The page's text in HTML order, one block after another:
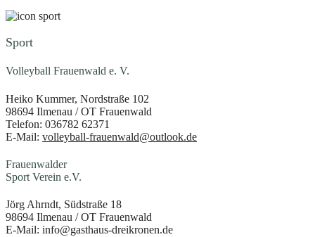
Sport
Volleyball Frauenwald e. V.
Heiko Kummer, Nordstraße 102
98694 Ilmenau / OT Frauenwald
Telefon: 036782 62371
E-Mail: volleyball-frauenwald@outlook.de
Frauenwalder
Sport Verein e.V.
Jörg Ahrndt, Südstraße 18
98694 Ilmenau / OT Frauenwald
E-Mail: info@gasthaus-dreikronen.de